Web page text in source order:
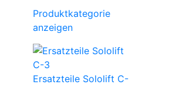
Produktkategorie
anzeigen
Ersatzteile Sololift C-